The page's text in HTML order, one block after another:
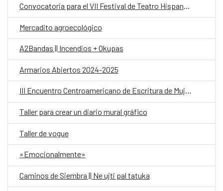
Convocatoria para el VII Festival de Teatro Hispanosalvadoreño
Mercadito agroecológico
A2Bandas || Incendios + Okupas
Armarios Abiertos 2024-2025
III Encuentro Centroamericano de Escritura de Mujeres «Ojo de Cuervo»
Taller para crear un diario mural gráfico
Taller de vogue
«Emocionalmente»
Caminos de Siembra || Ne ujti pal tatuka